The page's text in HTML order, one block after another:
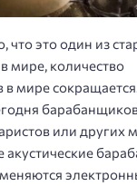
что это один из
мире, количество
мире
барабанщиков
или других